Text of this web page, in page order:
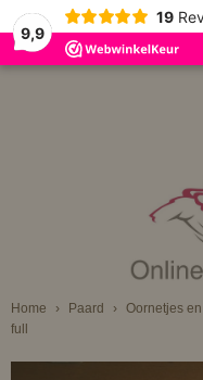
9,9
19
Home › Paard › Oornetjes
full